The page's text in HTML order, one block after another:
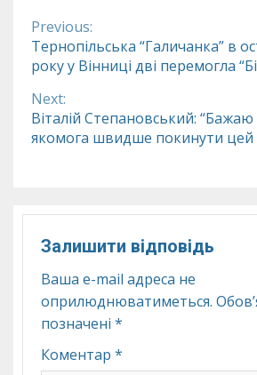
Continue
Reading
Previous:
Тернопільська “Галичанка” в
року у Вінниці дві перемогла
Next:
Віталій Степановський:
якомога швидше покинути цей
Залишити відповідь
Ваша e-mail адреса не
оприлюднюватиметься.
позначені *
Коментар *